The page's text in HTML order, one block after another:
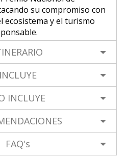
su compromiso con
ecosistema y el turismo
INCLUYE
INCLUYE
FAQ's